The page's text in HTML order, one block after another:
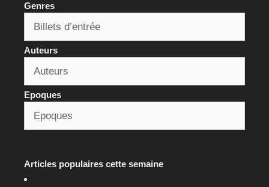
Genres
Auteurs
Epoques
Articles populaires cette semaine